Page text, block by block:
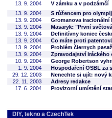
13. 9. 2004
V zámku a v podzámčí
13. 9. 2004
S růžencem pro
13. 9. 2004
Gromanova iracionální
13. 9. 2004
Masaryk: "První
13. 9. 2004
Definitívny koniec
13. 9. 2004
Co máte proti
13. 9. 2004
Problém čiernych
13. 9. 2004
Zpravodajství iráckého
10. 9. 2004
George Robertson
1. 9. 2004
Hospodaření OSBL za
29. 12. 2003
Nenechte si ujít: nový
22. 11. 2003
Adresy redakce
17. 6. 2004
Provizorní umístění
DIY, tekno a CzechTek